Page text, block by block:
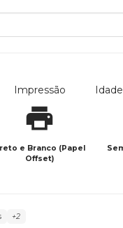
Impressão
e Branco (Papel
Offset)
+2